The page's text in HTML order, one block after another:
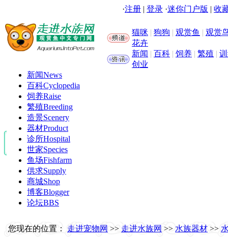
·注册 | 登录 ·迷你门户版 | 收
猫咪 | 狗狗 | 观赏鱼 | 观赏
花卉
新闻 | 百科 | 饲养 | 繁殖 |
创业
新闻News
百科Cyclopedia
饲养Raise
繁殖Breeding
造景Scenery
器材Product
诊所Hospital
世家Species
鱼场Fishfarm
供求Supply
商城Shop
博客Blogger
论坛BBS
您现在的位置： 走进宠物网 >> 走进水族网 >> 水族器材 >>